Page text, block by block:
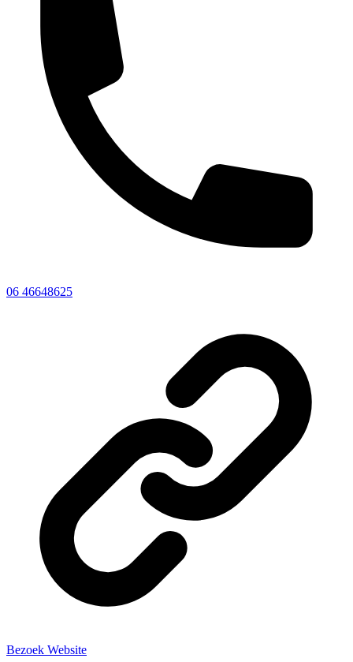
06 46648625
Bezoek Website